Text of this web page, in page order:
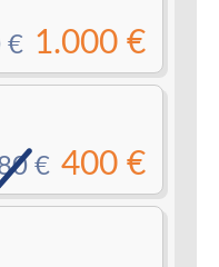
1.000 €
1.300 €
400 €
480 €